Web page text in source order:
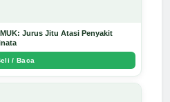
Jurus Jitu Atasi Penyakit
/ Baca